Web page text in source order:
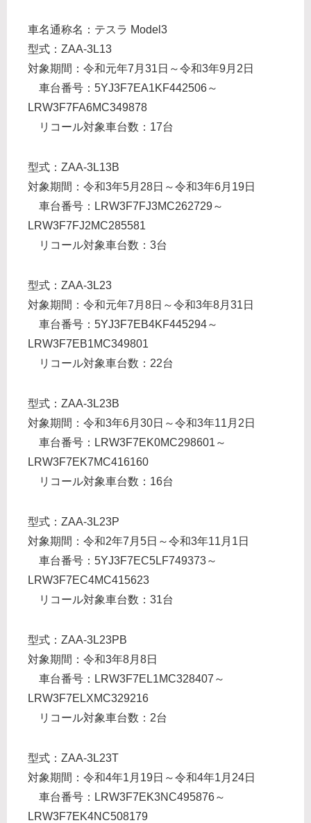
車名通称名：テスラ Model3
型式：ZAA-3L13
対象期間：令和元年7月31日～令和3年9月2日
車台番号：5YJ3F7EA1KF442506～
LRW3F7FA6MC349878
リコール対象車台数：17台
型式：ZAA-3L13B
対象期間：令和3年5月28日～令和3年6月19日
車台番号：LRW3F7FJ3MC262729～
LRW3F7FJ2MC285581
リコール対象車台数：3台
型式：ZAA-3L23
対象期間：令和元年7月8日～令和3年8月31日
車台番号：5YJ3F7EB4KF445294～
LRW3F7EB1MC349801
リコール対象車台数：22台
型式：ZAA-3L23B
対象期間：令和3年6月30日～令和3年11月2日
車台番号：LRW3F7EK0MC298601～
LRW3F7EK7MC416160
リコール対象車台数：16台
型式：ZAA-3L23P
対象期間：令和2年7月5日～令和3年11月1日
車台番号：5YJ3F7EC5LF749373～
LRW3F7EC4MC415623
リコール対象車台数：31台
型式：ZAA-3L23PB
対象期間：令和3年8月8日
車台番号：LRW3F7EL1MC328407～
LRW3F7ELXMC329216
リコール対象車台数：2台
型式：ZAA-3L23T
対象期間：令和4年1月19日～令和4年1月24日
車台番号：LRW3F7EK3NC495876～
LRW3F7EK4NC508179